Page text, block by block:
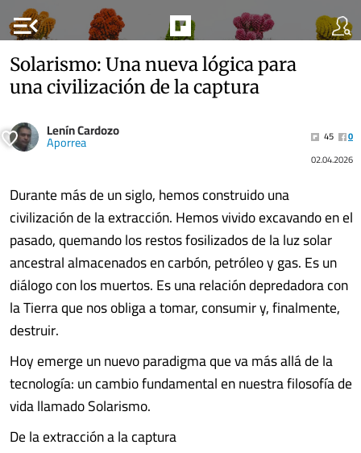
menu_open
Solarismo: Una nueva lógica para
una civilización de la captura
Lenín Cardozo
Aporrea 45
0
02.04.2026
Durante más de un siglo, hemos construido una
civilización de la extracción. Hemos vivido excavando en el
pasado, quemando los restos fosilizados de la luz solar
ancestral almacenados en carbón, petróleo y gas. Es un
diálogo con los muertos. Es una relación depredadora con
la Tierra que nos obliga a tomar, consumir y, finalmente,
destruir.
Hoy emerge un nuevo paradigma que va más allá de la
tecnología: un cambio fundamental en nuestra filosofía de
vida llamado Solarismo.
De la extracción a la captura